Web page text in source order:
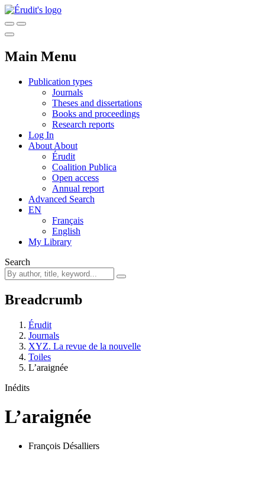
Main Menu
Publication types
Journals
Theses and dissertations
Books and proceedings
Research reports
Log In
About About
Érudit
Coalition Publica
Open access
Annual report
Advanced Search
EN
Français
English
My Library
Search
Breadcrumb
Érudit
Journals
XYZ. La revue de la nouvelle
Toiles
L’araignée
Inédits
L’araignée
François Désalliers